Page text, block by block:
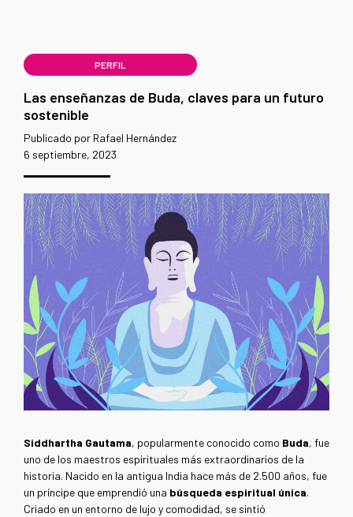
PERFIL
Las enseñanzas de Buda, claves para un futuro
sostenible
Publicado por Rafael Hernández
6 septiembre, 2023
Siddhartha Gautama, popularmente conocido como Buda, fue
uno de los maestros espirituales más extraordinarios de la
historia. Nacido en la antigua India hace más de 2.500 años, fue
un príncipe que emprendió una búsqueda espiritual única.
Criado en un entorno de lujo y comodidad, se sintió